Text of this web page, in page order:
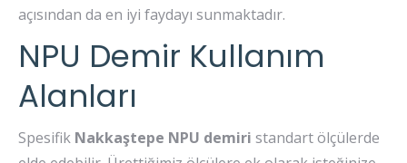
açısından da en iyi faydayı sunmaktadır.
NPU Demir Kullanım
Alanları
Spesifik Nakkaştepe NPU demiri standart ölçülerde